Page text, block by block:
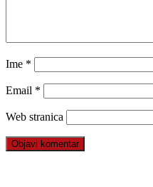
Ime *
Email *
Web stranica